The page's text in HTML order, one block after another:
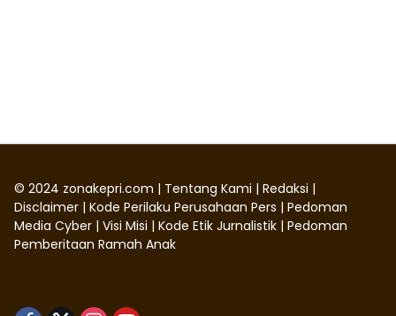
© 2024 zonakepri.com | Tentang Kami | Redaksi |
Disclaimer | Kode Perilaku Perusahaan Pers | Pedoman
Media Cyber | Visi Misi | Kode Etik Jurnalistik | Pedoman
Pemberitaan Ramah Anak